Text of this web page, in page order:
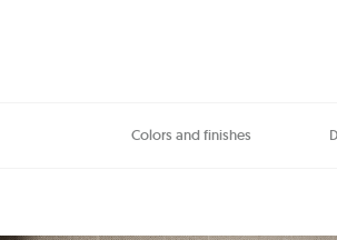
Colors and finishes